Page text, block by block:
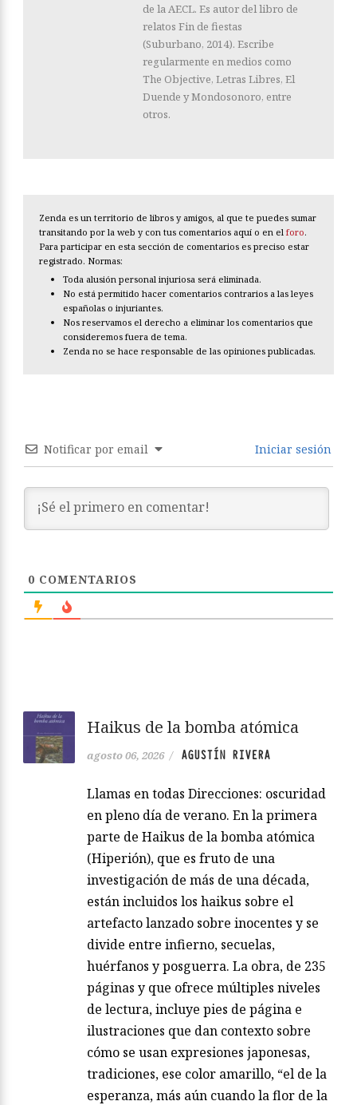
de la AECL. Es autor del libro de
relatos Fin de fiestas
(Suburbano, 2014). Escribe
regularmente en medios como
The Objective, Letras Libres, El
Duende y Mondosonoro, entre
otros.
Zenda es un territorio de libros y amigos, al que te puedes sumar
transitando por la web y con tus comentarios aquí o en el foro.
Para participar en esta sección de comentarios es preciso estar
registrado. Normas:
Toda alusión personal injuriosa será eliminada.
No está permitido hacer comentarios contrarios a las leyes
españolas o injuriantes.
Nos reservamos el derecho a eliminar los comentarios que
consideremos fuera de tema.
Zenda no se hace responsable de las opiniones publicadas.
Notificar por email Iniciar sesión
0 COMENTARIOS
Haikus de la bomba atómica
agosto 06, 2026 / AGUSTÍN RIVERA
Llamas en todas Direcciones: oscuridad
en pleno día de verano. En la primera
parte de Haikus de la bomba atómica
(Hiperión), que es fruto de una
investigación de más de una década,
están incluidos los haikus sobre el
artefacto lanzado sobre inocentes y se
divide entre infierno, secuelas,
huérfanos y posguerra. La obra, de 235
páginas y que ofrece múltiples niveles
de lectura, incluye pies de página e
ilustraciones que dan contexto sobre
cómo se usan expresiones japonesas,
tradiciones, ese color amarillo, “el de la
esperanza, más aún cuando la flor de la